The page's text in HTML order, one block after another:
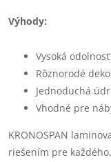
Výhody:
Vysoká
Rôznorodé
Jednoduchá
Vhodné pre
KRONOSPAN
riešením pre